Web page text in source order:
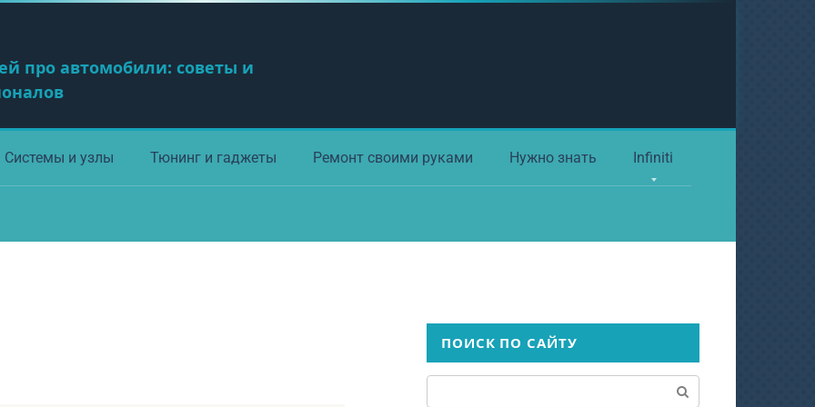
про автомобили: советы и
Системы и узлы Тюнинг и гаджеты Ремонт своими руками Нужно знать Infiniti
ПОИСК ПО САЙТУ